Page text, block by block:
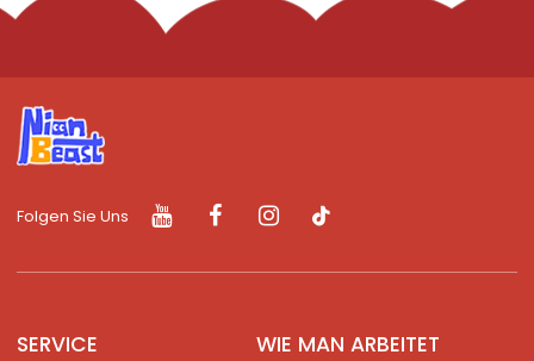
Folgen Sie Uns
SERVICE WIE MAN ARBEITET